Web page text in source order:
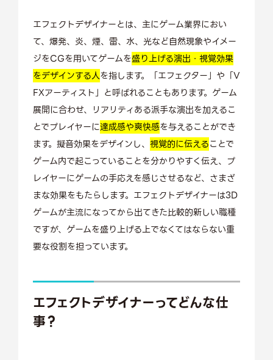
エフェクトデザイナーとは、主にゲーム業界におい
て、爆発、炎、煙、雷、水、光など自然現象やイメー
ジをCGを用いてゲームを盛り上げる演出・視覚効果
をデザインする人を指します。「エフェクター」や「V
FXアーティスト」と呼ばれることもあります。ゲーム
展開に合わせ、リアリティある派手な演出を加えるこ
とでプレイヤーに達成感や爽快感を与えることができ
ます。擬音効果をデザインし、 視覚的に伝えることで
ゲーム内で起こっていることを分かりやすく伝え、プ
レイヤーにゲームの手応えを感じさせるなど、さまざ
まな効果をもたらします。エフェクトデザイナーは3D
ゲームが主流になってから出てきた比較的新しい職種
ですが、ゲームを盛り上げる上でなくてはならない重
要な役割を担っています。
エフェクトデザイナーってどんな仕
事？